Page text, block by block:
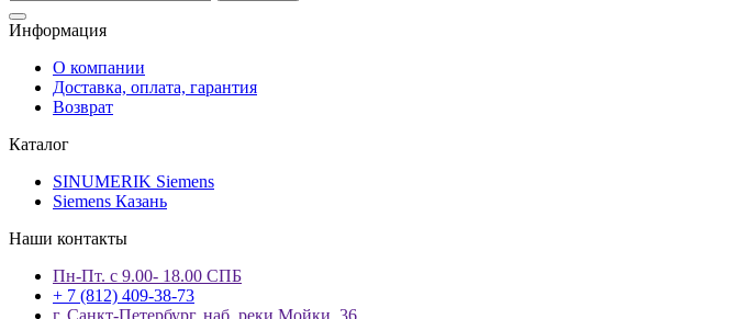
Информация
О компании
Доставка, оплата, гарантия
Возврат
Каталог
SINUMERIK Siemens
Siemens Казань
Наши контакты
Пн-Пт. с 9.00- 18.00 СПБ
+ 7 (812) 409-38-73